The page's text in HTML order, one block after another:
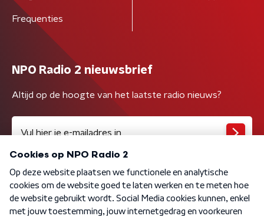
Frequenties
NPO Radio 2 nieuwsbrief
Altijd op de hoogte van het laatste radio nieuws?
Algemene voorwaarden